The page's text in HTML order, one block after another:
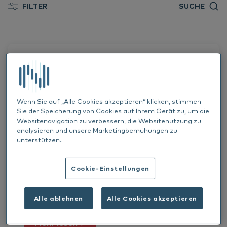
FILTER SUCHE
Allergens
Cats
Horses
Hund
Serum Allergy Testing
ALLERGENS
14 MÄRZ 2024
Top 10 der Pollen, die
Allergiesymptome bei Tieren
verursachen
Tiere können auf Pollen von vielen verschiedenen
Gräsern, Pflanzen und Bäumen allergisch oder
empfindlich reagieren,...
Mehr lesen
Wenn Sie auf „Alle Cookies akzeptieren“ klicken, stimmen
Sie der Speicherung von Cookies auf Ihrem Gerät zu, um die
Websitenavigation zu verbessern, die Websitenutzung zu
analysieren und unsere Marketingbemühungen zu
unterstützen.
Cookie-Einstellungen
Alle ablehnen Alle Cookies akzeptieren